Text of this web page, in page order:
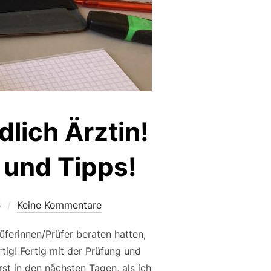
Ärztin!
Tipps!
Keine Kommentare
Prüfer beraten hatten,
Fertig mit der Prüfung und
in den nächsten Tagen, als ich